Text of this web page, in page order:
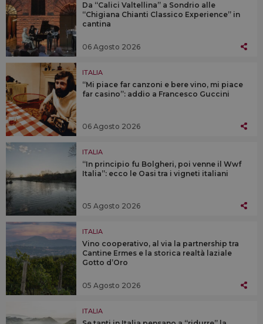
Da “Calici Valtellina” a Sondrio alle
“Chigiana Chianti Classico Experience” in
cantina
06 Agosto 2026
ITALIA
“Mi piace far canzoni e bere vino, mi piace
far casino”: addio a Francesco Guccini
06 Agosto 2026
ITALIA
“In principio fu Bolgheri, poi venne il Wwf
Italia”: ecco le Oasi tra i vigneti italiani
05 Agosto 2026
ITALIA
Vino cooperativo, al via la partnership tra
Cantine Ermes e la storica realtà laziale
Gotto d’Oro
05 Agosto 2026
ITALIA